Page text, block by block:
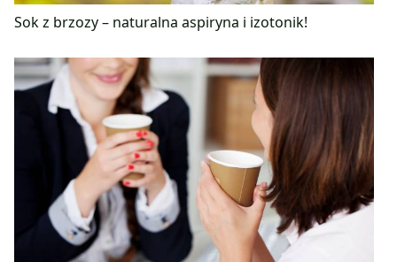
Sok z brzozy – naturalna aspiryna i izotonik!